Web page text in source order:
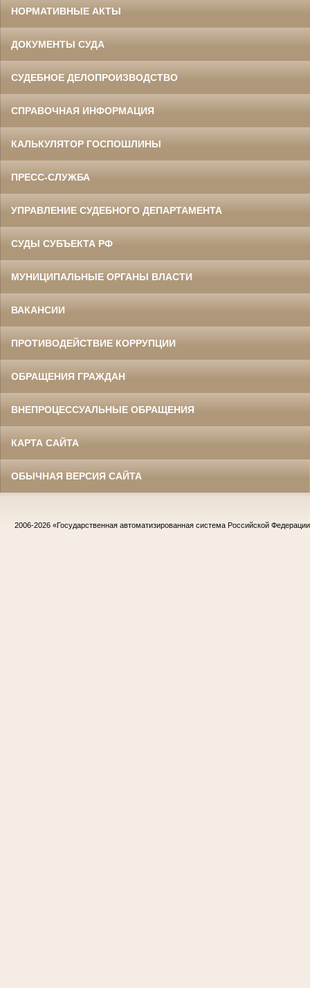
НОРМАТИВНЫЕ АКТЫ
ДОКУМЕНТЫ СУДА
СУДЕБНОЕ ДЕЛОПРОИЗВОДСТВО
СПРАВОЧНАЯ ИНФОРМАЦИЯ
КАЛЬКУЛЯТОР ГОСПОШЛИНЫ
ПРЕСС-СЛУЖБА
УПРАВЛЕНИЕ СУДЕБНОГО ДЕПАРТАМЕНТА
СУДЫ СУБЪЕКТА РФ
МУНИЦИПАЛЬНЫЕ ОРГАНЫ ВЛАСТИ
ВАКАНСИИ
ПРОТИВОДЕЙСТВИЕ КОРРУПЦИИ
ОБРАЩЕНИЯ ГРАЖДАН
ВНЕПРОЦЕССУАЛЬНЫЕ ОБРАЩЕНИЯ
КАРТА САЙТА
ОБЫЧНАЯ ВЕРСИЯ САЙТА
2006-2026 «Государственная автоматизированная система Российской